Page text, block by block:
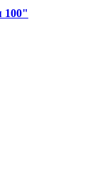
100"